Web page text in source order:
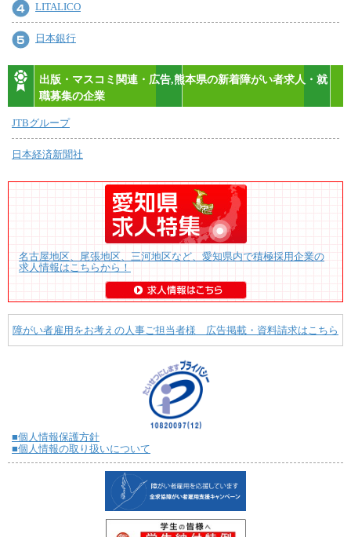
LITALICO
日本銀行
出版・マスコミ関連・広告,熊本県の新着障がい者求人・就
職募集の企業
JTBグループ
日本経済新聞社
名古屋地区、尾張地区、三河地区など、愛知県内で積極採用企業の
求人情報はこちらから！
障がい者雇用をお考えの人事ご担当者様 広告掲載・資料請求はこちら
■個人情報保護方針
■個人情報の取り扱いについて